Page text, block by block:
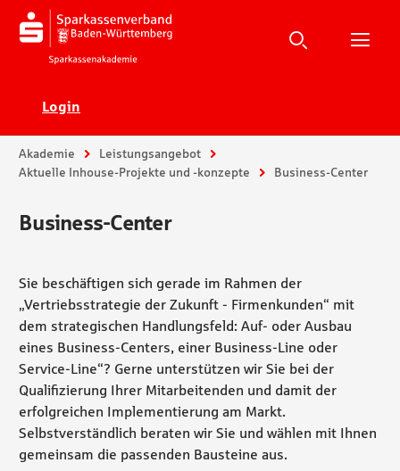
Ecadia
Login
Suche
Suche
Sie sind hier:
Akademie
Leistungsangebot
Aktuelle Inhouse-Projekte und -konzepte
Business-Center
Business-Center
Sie beschäftigen sich gerade im Rahmen der
„Vertriebsstrategie der Zukunft - Firmenkunden“ mit
dem strategischen Handlungsfeld: Auf- oder Ausbau
eines Business-Centers, einer Business-Line oder
Service-Line“? Gerne unterstützen wir Sie bei der
Qualifizierung Ihrer Mitarbeitenden und damit der
erfolgreichen Implementierung am Markt.
Selbstverständlich beraten wir Sie und wählen mit Ihnen
gemeinsam die passenden Bausteine aus.